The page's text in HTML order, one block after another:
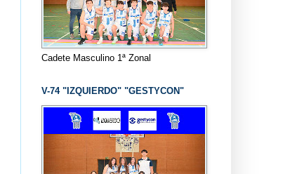
Cadete Masculino 1ª Zonal
V-74 "IZQUIERDO" "GESTYCON"